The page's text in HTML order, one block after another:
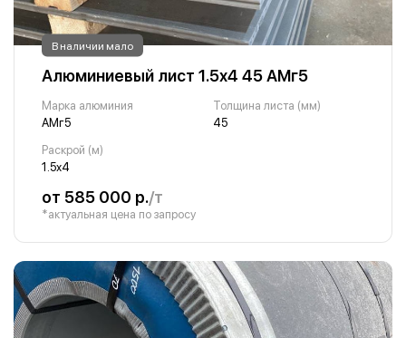
В наличии мало
Алюминиевый лист 1.5х4 45 АМг5
Марка алюминия
АМг5
Толщина листа (мм)
45
Раскрой (м)
1.5х4
от 585 000 р./т
*актуальная цена по запросу